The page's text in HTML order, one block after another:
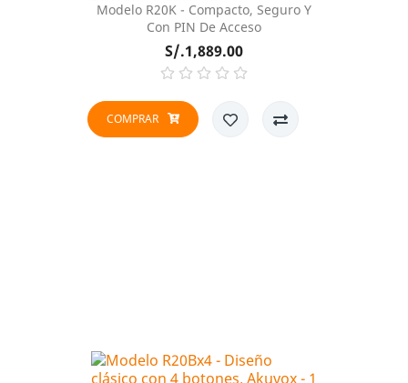
Modelo R20K - Compacto, Seguro Y
Con PIN De Acceso
Precio
S/.1,889.00
COMPRAR